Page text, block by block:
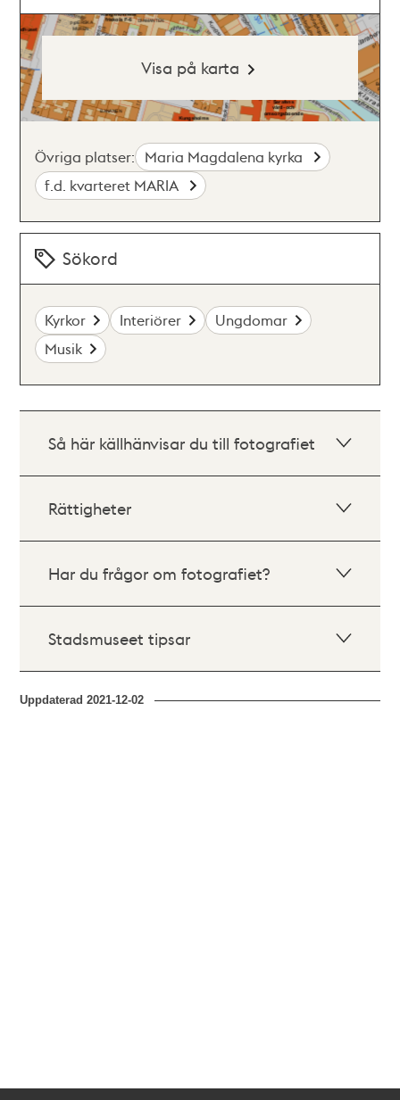
Visa på karta
Övriga platser: Maria Magdalena kyrka
f.d. kvarteret MARIA
Sökord
Kyrkor Interiörer
Ungdomar
Musik
Så här källhänvisar du till fotografiet
Rättigheter
Har du frågor om fotografiet?
Stadsmuseet tipsar
Uppdaterad2021-12-02